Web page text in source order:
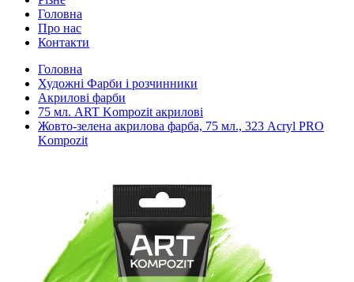
Головна
Про нас
Контакти
Головна
Художні Фарби і розчинники
Акрилові фарби
75 мл. ART Kompozit акрилові
Жовто-зелена акрилова фарба, 75 мл., 323 Acryl PRO
Kompozit